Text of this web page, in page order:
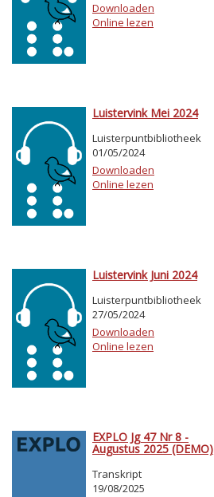
Downloaden
Online lezen
Luistervink Mei 2024
Luisterpuntbibliotheek
01/05/2024
Downloaden
Online lezen
Luistervink Juni 2024
Luisterpuntbibliotheek
27/05/2024
Downloaden
Online lezen
EXPLO Jg 47 Nr 8 -
Augustus 2025 (DEMO)
Transkript
19/08/2025